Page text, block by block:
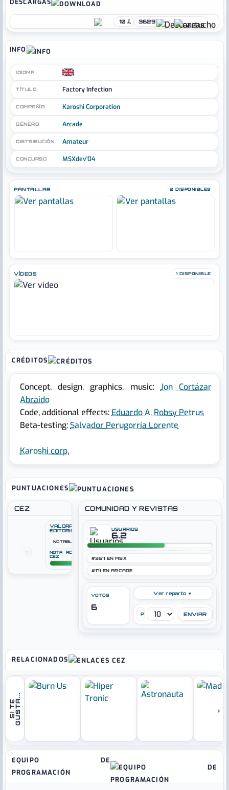
PANTALLAS 2 DISPONIBLES
VÍDEOS 1 DISPONIBLE
CRÉDITOS
Concept, design, graphics, music: Jon Cortázar
Abraido
Code, additional effects: Eduardo A. Robsy Petrus
Beta-testing: Salvador Perugorría Lorente
Karoshi corp.
PUNTUACIONES
CEZ
VALORACIÓN
EDITORIAL
NOTABLE
NOTA ACTUAL
CEZ
COMUNIDAD Y REVISTAS
USUARIOS
6.2
#357 EN MSX
#171 EN ARCADE
VOTOS
6
Ver reparto ▼
PUNTÚA
RELACIONADOS
S
I
T
E
G
U
S
T
A
.
.. ›
EQUIPO DE
PROGRAMACIÓN
DESCARGAS
10 3629
INFO
IDIOMA
TÍTULO Factory Infection
COMPAÑÍA Karoshi Corporation
GÉNERO Arcade
DISTRIBUCIÓN Amateur
CONCURSO MSXdev'04